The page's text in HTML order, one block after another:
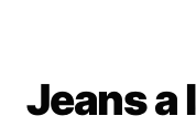
Jeans a